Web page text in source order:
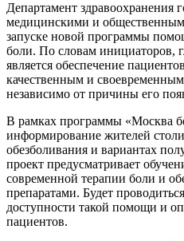
Департамент здравоохранения
медицинскими и
запуске новой программы
боли. По словам инициаторов,
является обеспечение
качественным и
независимо от причины его
В рамках программы «Москва
информирование жителей
обезболивания и вариантах
проект предусматривает
современной терапии боли и
препаратами. Будет
доступности такой помощи и
пациентов.